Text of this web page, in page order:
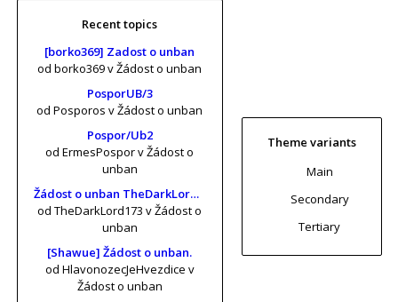
Recent topics
[borko369] Zadost o unban
od borko369v Žádost o unban
PosporUB/3
od Posporos v Žádost o unban
Pospor/Ub2
od ErmesPosporv Žádost o
unban
Žádost o unban TheDarkLord173 (risa11, KrtkuvDort, MrKrabs) [vol. 2]
od TheDarkLord173 v Žádost o
unban
[Shawue] Žádost o unban.
od HlavonozecJeHvezdice v
Žádost o unban
Theme variants
Main
Secondary
Tertiary